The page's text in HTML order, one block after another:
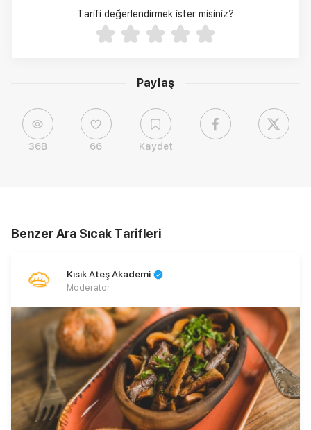
Paylaş
36B 66 Kaydet
Tarifi değerlendirmek ister misiniz?
Benzer Ara Sıcak Tarifleri
Kısık Ateş Akademi
Moderatör